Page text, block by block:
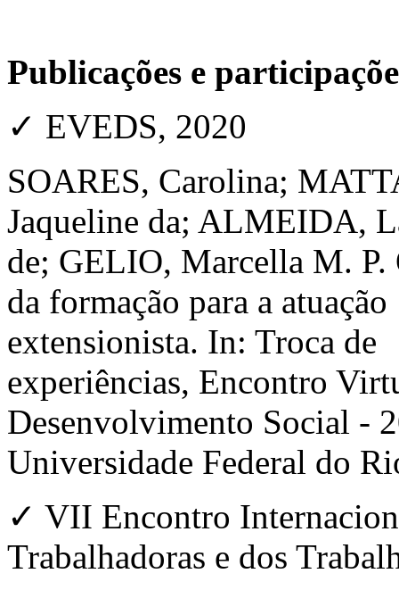
Publicações e
✓ EVEDS, 2020
SOARES, Carolina;
Jaqueline da; ALMEIDA,
de; GELIO, Marcella M. P.
da formação para a atuação
extensionista. In: Troca de
experiências, Encontro
Desenvolvimento Social -
Universidade Federal do
✓ VII Encontro
Trabalhadoras e dos